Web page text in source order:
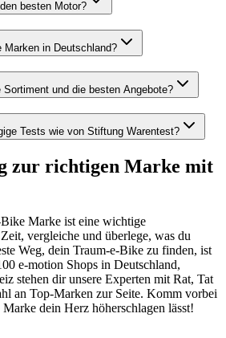
besten Motor?
Marken in Deutschland?
und die besten Angebote?
Tests wie von Stiftung Warentest?
zur richtigen Marke mit
Marke ist eine wichtige
vergleiche und überlege, was du
Weg, dein Traum-e-Bike zu finden, ist
e-motion Shops in Deutschland,
stehen dir unsere Experten mit Rat, Tat
an Top-Marken zur Seite. Komm vorbei
dein Herz höherschlagen lässt!